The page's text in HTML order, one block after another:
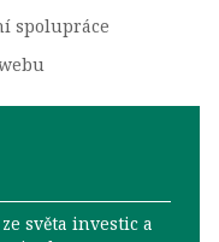
spolupráce
světa investic a